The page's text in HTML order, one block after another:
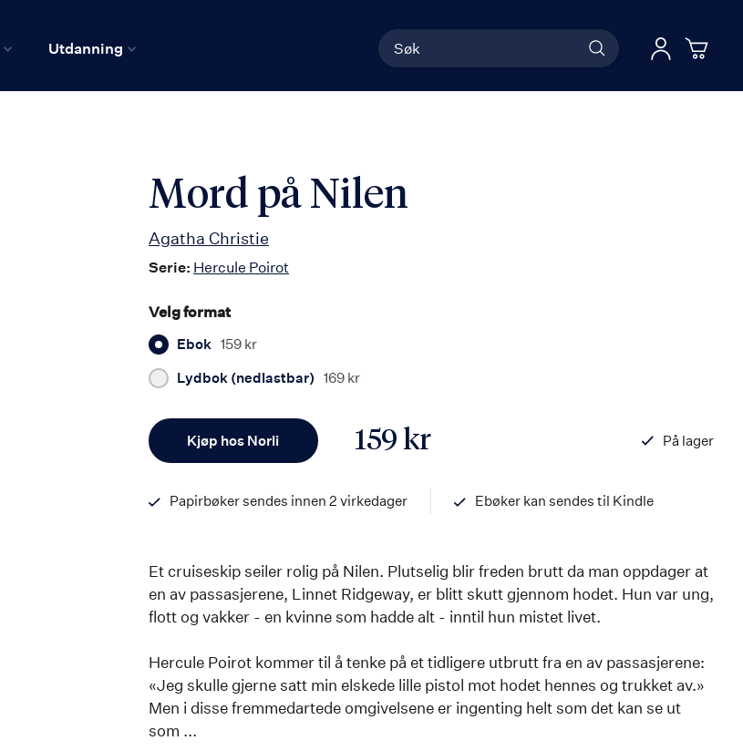
Utdanning
Søk Logg
Mord på Nilen
Agatha Christie
Serie: Hercule Poirot
Velg format
Ebok 159 kr
Lydbok (nedlastbar) 169 kr
Kjøp hos Norli 159 kr
På lager
Papirbøker sendes innen 2 virkedager
Ebøker kan sendes til Kindle
Et cruiseskip seiler rolig på Nilen. Plutselig blir freden brutt da man oppdager at
en av passasjerene, Linnet Ridgeway, er blitt skutt gjennom hodet. Hun var ung,
flott og vakker - en kvinne som hadde alt - inntil hun mistet livet.
Hercule Poirot kommer til å tenke på et tidligere utbrutt fra en av passasjerene:
«Jeg skulle gjerne satt min elskede lille pistol mot hodet hennes og trukket av.»
Men i disse fremmedartede omgivelsene er ingenting helt som det kan se ut
som ...